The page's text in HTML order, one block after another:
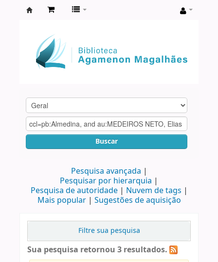
Agamenon
Magalhães
Buscar
Pesquisa avançada
Pesquisar por hierarquia
Pesquisa de autoridade
Nuvem de tags
Mais popular
Sugestões de aquisição
Filtre sua pesquisa
Sua pesquisa retornou 3 resultados.